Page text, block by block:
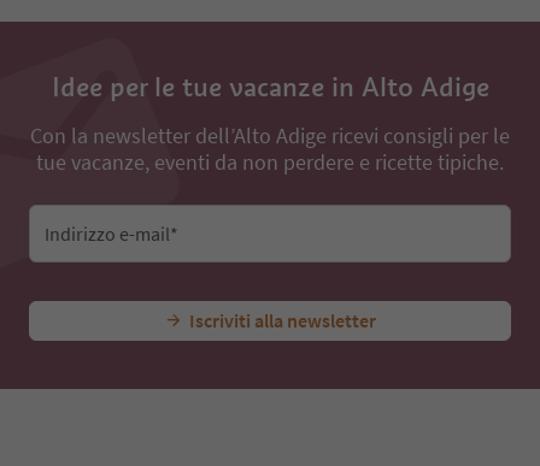
Idee per le tue vacanze in Alto Adige
Con la newsletter dell’Alto Adige ricevi consigli per le
tue vacanze, eventi da non perdere e ricette tipiche.
Indirizzo e-mail*
Iscriviti alla newsletter